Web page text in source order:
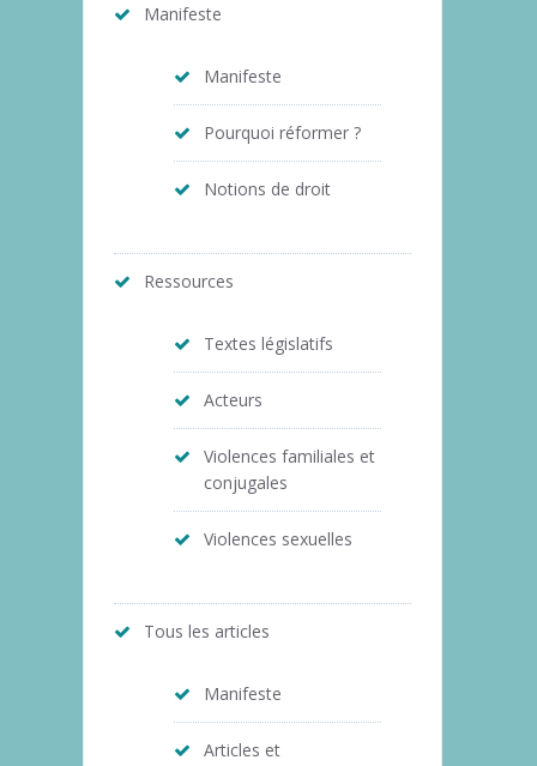
Manifeste
Manifeste
Pourquoi réformer ?
Notions de droit
Ressources
Textes législatifs
Acteurs
Violences familiales et
conjugales
Violences sexuelles
Tous les articles
Manifeste
Articles et